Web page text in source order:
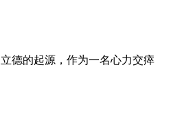
德的起源，作为一名心力交瘁